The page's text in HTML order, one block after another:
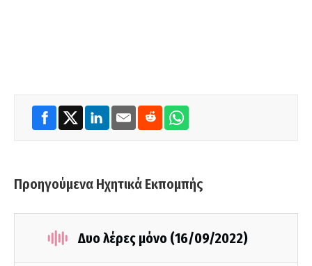
Προηγούμενα Ηχητικά Εκπομπής
Δυο λέρες μόνο (16/09/2022)